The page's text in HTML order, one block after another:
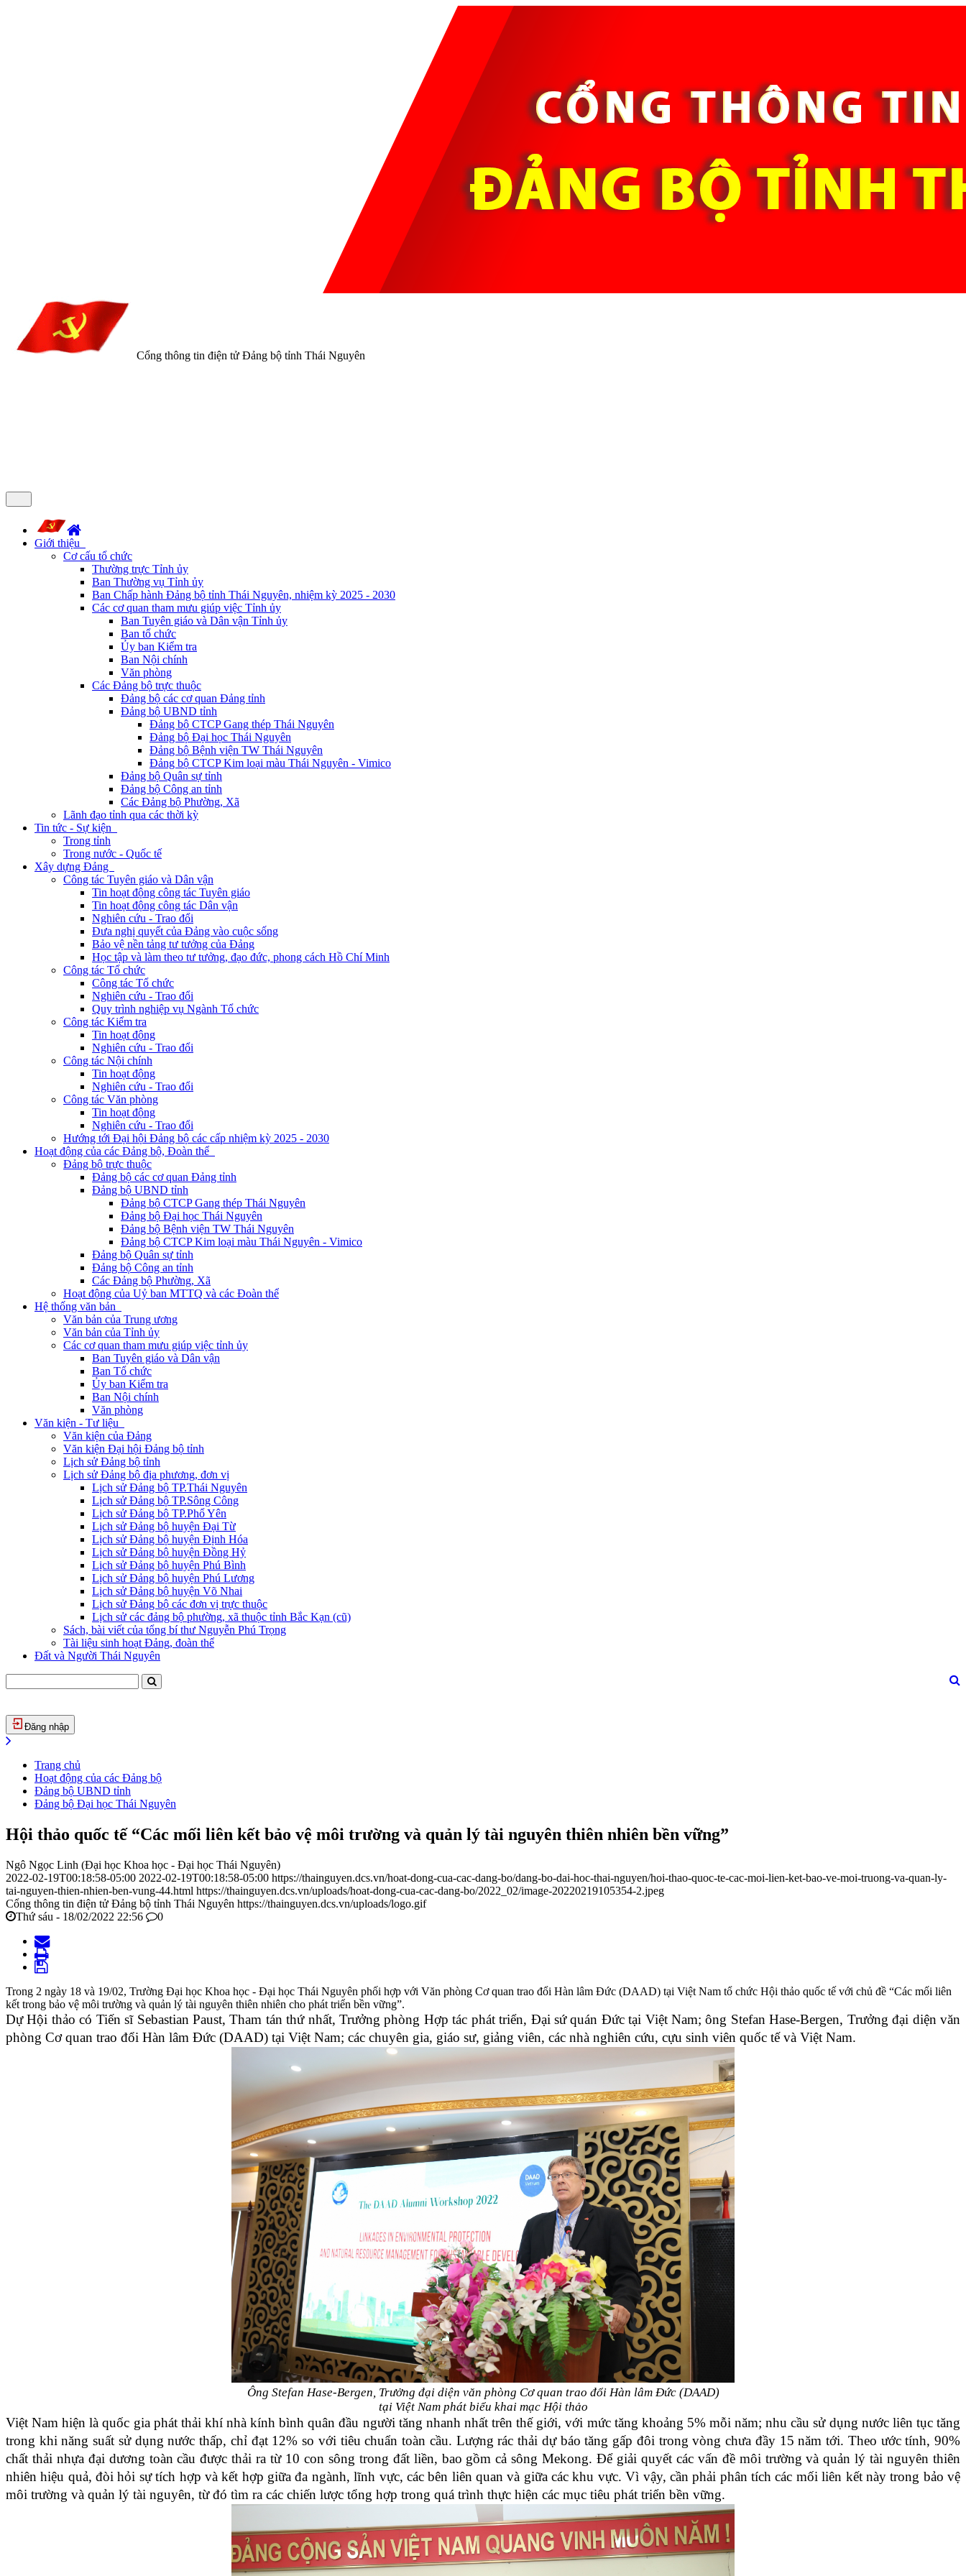
Cổng thông tin điện tử Đảng bộ tỉnh Thái Nguyên
Giới thiệu
Cơ cấu tổ chức
Thường trực Tỉnh ủy
Ban Thường vụ Tỉnh ủy
Ban Chấp hành Đảng bộ tỉnh Thái Nguyên, nhiệm kỳ 2025 - 2030
Các cơ quan tham mưu giúp việc Tỉnh ủy
Ban Tuyên giáo và Dân vận Tỉnh ủy
Ban tổ chức
Ủy ban Kiểm tra
Ban Nội chính
Văn phòng
Các Đảng bộ trực thuộc
Đảng bộ các cơ quan Đảng tỉnh
Đảng bộ UBND tỉnh
Đảng bộ CTCP Gang thép Thái Nguyên
Đảng bộ Đại học Thái Nguyên
Đảng bộ Bệnh viện TW Thái Nguyên
Đảng bộ CTCP Kim loại màu Thái Nguyên - Vimico
Đảng bộ Quân sự tỉnh
Đảng bộ Công an tỉnh
Các Đảng bộ Phường, Xã
Lãnh đạo tỉnh qua các thời kỳ
Tin tức - Sự kiện
Trong tỉnh
Trong nước - Quốc tế
Xây dựng Đảng
Công tác Tuyên giáo và Dân vận
Tin hoạt động công tác Tuyên giáo
Tin hoạt động công tác Dân vận
Nghiên cứu - Trao đổi
Đưa nghị quyết của Đảng vào cuộc sống
Bảo vệ nền tảng tư tưởng của Đảng
Học tập và làm theo tư tưởng, đạo đức, phong cách Hồ Chí Minh
Công tác Tổ chức
Công tác Tổ chức
Nghiên cứu - Trao đổi
Quy trình nghiệp vụ Ngành Tổ chức
Công tác Kiểm tra
Tin hoạt động
Nghiên cứu - Trao đổi
Công tác Nội chính
Tin hoạt động
Nghiên cứu - Trao đổi
Công tác Văn phòng
Tin hoạt động
Nghiên cứu - Trao đổi
Hướng tới Đại hội Đảng bộ các cấp nhiệm kỳ 2025 - 2030
Hoạt động của các Đảng bộ, Đoàn thể
Đảng bộ trực thuộc
Đảng bộ các cơ quan Đảng tỉnh
Đảng bộ UBND tỉnh
Đảng bộ CTCP Gang thép Thái Nguyên
Đảng bộ Đại học Thái Nguyên
Đảng bộ Bệnh viện TW Thái Nguyên
Đảng bộ CTCP Kim loại màu Thái Nguyên - Vimico
Đảng bộ Quân sự tỉnh
Đảng bộ Công an tỉnh
Các Đảng bộ Phường, Xã
Hoạt động của Uỷ ban MTTQ và các Đoàn thể
Hệ thống văn bản
Văn bản của Trung ương
Văn bản của Tỉnh ủy
Các cơ quan tham mưu giúp việc tỉnh ủy
Ban Tuyên giáo và Dân vận
Ban Tổ chức
Ủy ban Kiểm tra
Ban Nội chính
Văn phòng
Văn kiện - Tư liệu
Văn kiện của Đảng
Văn kiện Đại hội Đảng bộ tỉnh
Lịch sử Đảng bộ tỉnh
Lịch sử Đảng bộ địa phương, đơn vị
Lịch sử Đảng bộ TP.Thái Nguyên
Lịch sử Đảng bộ TP.Sông Công
Lịch sử Đảng bộ TP.Phổ Yên
Lịch sử Đảng bộ huyện Đại Từ
Lịch sử Đảng bộ huyện Định Hóa
Lịch sử Đảng bộ huyện Đồng Hỷ
Lịch sử Đảng bộ huyện Phú Bình
Lịch sử Đảng bộ huyện Phú Lương
Lịch sử Đảng bộ huyện Võ Nhai
Lịch sử Đảng bộ các đơn vị trực thuộc
Lịch sử các đảng bộ phường, xã thuộc tỉnh Bắc Kạn (cũ)
Sách, bài viết của tổng bí thư Nguyễn Phú Trọng
Tài liệu sinh hoạt Đảng, đoàn thể
Đất và Người Thái Nguyên
Đăng nhập
Trang chủ
Hoạt động của các Đảng bộ
Đảng bộ UBND tỉnh
Đảng bộ Đại học Thái Nguyên
Hội thảo quốc tế “Các mối liên kết bảo vệ môi trường và quản lý tài nguyên thiên nhiên bền vững”
Ngô Ngọc Linh (Đại học Khoa học - Đại học Thái Nguyên)
2022-02-19T00:18:58-05:00 2022-02-19T00:18:58-05:00 https://thainguyen.dcs.vn/hoat-dong-cua-cac-dang-bo/dang-bo-dai-hoc-thai-nguyen/hoi-thao-quoc-te-cac-moi-lien-ket-bao-ve-moi-truong-va-quan-ly-
tai-nguyen-thien-nhien-ben-vung-44.html https://thainguyen.dcs.vn/uploads/hoat-dong-cua-cac-dang-bo/2022_02/image-20220219105354-2.jpeg
Cổng thông tin điện tử Đảng bộ tỉnh Thái Nguyên https://thainguyen.dcs.vn/uploads/logo.gif
Thứ sáu - 18/02/2022 22:56
0
Trong 2 ngày 18 và 19/02, Trường Đại học Khoa học - Đại học Thái Nguyên phối hợp với Văn phòng Cơ quan trao đổi Hàn lâm Đức (DAAD) tại Việt Nam tổ chức Hội thảo quốc tế với chủ đề “Các mối liên
kết trong bảo vệ môi trường và quản lý tài nguyên thiên nhiên cho phát triển bền vững”.
Dự Hội thảo có Tiến sĩ Sebastian Paust, Tham tán thứ nhất, Trưởng phòng Hợp tác phát triển, Đại sứ quán Đức tại Việt Nam; ông Stefan Hase-Bergen, Trưởng đại diện văn
phòng Cơ quan trao đổi Hàn lâm Đức (DAAD) tại Việt Nam; các chuyên gia, giáo sư, giảng viên, các nhà nghiên cứu, cựu sinh viên quốc tế và Việt Nam.
Ông Stefan Hase-Bergen, Trưởng đại diện văn phòng Cơ quan trao đổi Hàn lâm Đức (DAAD)
tại Việt Nam phát biểu khai mạc Hội thảo
Việt Nam hiện là quốc gia phát thải khí nhà kính bình quân đầu người tăng nhanh nhất trên thế giới, với mức tăng khoảng 5% mỗi năm; nhu cầu sử dụng nước liên tục tăng
trong khi năng suất sử dụng nước thấp, chỉ đạt 12% so với tiêu chuẩn toàn cầu. Lượng rác thải dự báo tăng gấp đôi trong vòng chưa đầy 15 năm tới. Theo ước tính, 90%
chất thải nhựa đại dương toàn cầu được thải ra từ 10 con sông trong đất liền, bao gồm cả sông Mekong. Để giải quyết các vấn đề môi trường và quản lý tài nguyên thiên
nhiên hiệu quả, đòi hỏi sự tích hợp và kết hợp giữa đa ngành, lĩnh vực, các bên liên quan và giữa các khu vực. Vì vậy, cần phải phân tích các mối liên kết này trong bảo vệ
môi trường và quản lý tài nguyên, từ đó tìm ra các chiến lược tổng hợp trong quá trình thực hiện các mục tiêu phát triển bền vững.